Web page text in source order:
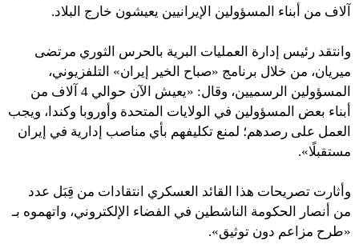
آلاف من أبناء المسؤولين الإيرانيين يعيشون خارج البلاد.
وانتقد رئيس إدارة العمليات البرية بالحرس الثوري مرتضى
ميريان، من خلال برنامج «صباح الخير إيران» التلفزيوني،
المسؤولين الرسميين، وقال: «يعيش الآن حوالي 4 آلاف من
أبناء بعض المسؤولين في الولايات المتحدة وأوروبا وكندا، ويجب
العمل على رصدهم؛ لمنع تكليفهم بأي مناصب إدارية في إيران
مستقبلًا».
وأثارت تصريحات هذا القائد العسكري انتقادات من قِبَل عدد
من أنصار الحكومة الناشطين في الفضاء الإلكتروني، واتهموه بـ
«طرح مزاعم دون توثيق».